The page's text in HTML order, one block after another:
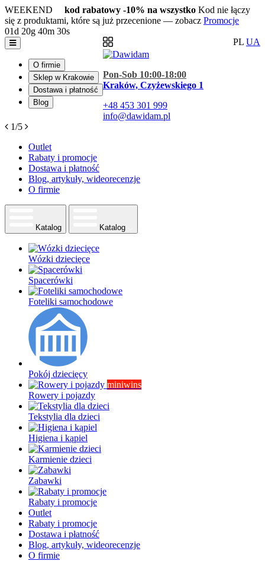
WEEKEND kod rabatowy -10% na wszystko Kod nie łączy
się z produktami, które są już przecenione — zobacz Promocje
01d 20g 40m 29s
O firmie
Sklep w Krakowie
Dostawa i płatność
Blog
PL UA
Pon-Sob 10:00-18:00
Kraków, Czyżewskiego 1
+48 453 301 999
info@dawidam.pl
1/5
Outlet
Rabaty i promocje
Dostawa i płatność
Blog, artykuły, wideorecenzje
O firmie
Katalog Katalog
Wózki dziecięce
Spacerówki
Foteliki samochodowe
Pokój dziecięcy
miniwins
Rowery i pojazdy
Tekstylia dla dzieci
Higiena i kąpiel
Karmienie dzieci
Zabawki
Rabaty i promocje
Outlet
Rabaty i promocje
Dostawa i płatność
Blog, artykuły, wideorecenzje
O firmie